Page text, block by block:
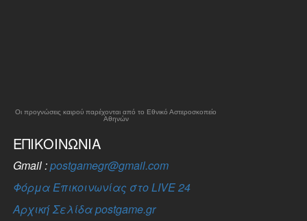
Οι προγνώσεις καιρού παρέχονται από το Εθνικό Αστεροσκοπείο
Αθηνών
ΕΠΙΚΟΙΝΩΝΊΑ
Gmail :postgamegr@gmail.com
Φόρμα Επικοινωνίας στο LIVE 24
Αρχική Σελίδα postgame.gr